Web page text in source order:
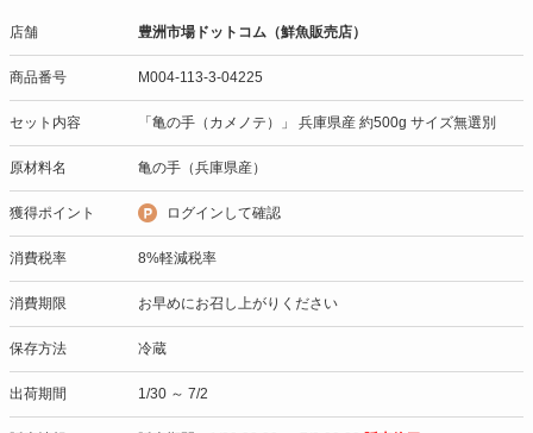
店舗 豊洲市場ドットコム（鮮魚販売店）
商品番号 M004-113-3-04225
セット内容 「亀の手（カメノテ）」 兵庫県産 約500g サイズ無選別
原材料名 亀の手（兵庫県産）
獲得ポイント ログインして確認
消費税率 8%軽減税率
消費期限 お早めにお召し上がりください
保存方法 冷蔵
出荷期間 1/30 ～ 7/2